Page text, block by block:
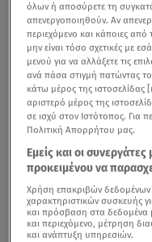
όλων ή αποσύρετε τη
απενεργοποιηθούν. Αν
περιεχόμενο και κάποιες από
μην είναι τόσο σχετικές με
μενού για να αλλάξετε τις
ανά πάσα στιγμή πατώντας
κάτω μέρος της ιστοσελίδας
αριστερό μέρος της
σε ισχύ στον Ιστότοπος. Για
Πολιτική Απορρήτου μας.
Εμείς και οι
προκειμένου να
Χρήση επακριβών
χαρακτηριστικών συσκευής
και πρόσβαση στα δεδομένα
και περιεχόμενο, μέτρηση
και ανάπτυξη υπηρεσιών.